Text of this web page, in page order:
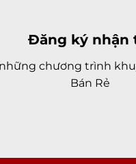
Đăng ký nhận
chương trình
Bán Rẻ